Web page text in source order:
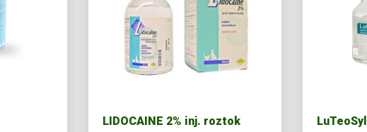
LIDOCAINE 2% inj. roztok